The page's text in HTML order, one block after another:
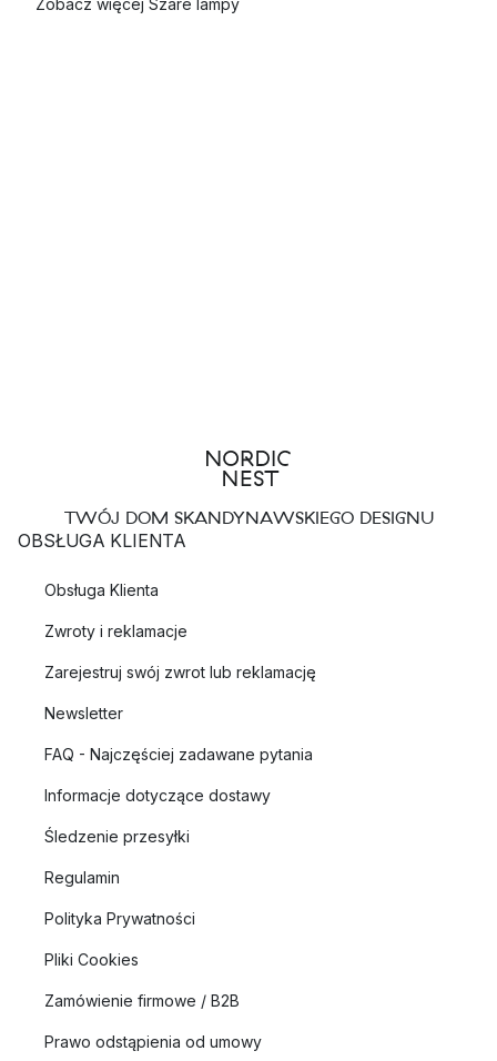
Zobacz więcej Szare lampy
TWÓJ DOM SKANDYNAWSKIEGO DESIGNU
OBSŁUGA KLIENTA
Obsługa Klienta
Zwroty i reklamacje
Zarejestruj swój zwrot lub reklamację
Newsletter
FAQ - Najczęściej zadawane pytania
Informacje dotyczące dostawy
Śledzenie przesyłki
Regulamin
Polityka Prywatności
Pliki Cookies
Zamówienie firmowe / B2B
Prawo odstąpienia od umowy